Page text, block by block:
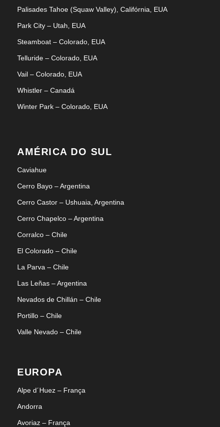
Palisades Tahoe (Squaw Valley), Califórnia, EUA
Park City – Utah, EUA
Steamboat – Colorado, EUA
Telluride – Colorado, EUA
Vail – Colorado, EUA
Whistler – Canadá
Winter Park – Colorado, EUA
AMÉRICA DO SUL
Caviahue
Cerro Bayo – Argentina
Cerro Castor – Ushuaia, Argentina
Cerro Chapelco – Argentina
Corralco – Chile
El Colorado – Chile
La Parva – Chile
Las Leñas – Argentina
Nevados de Chillán – Chile
Portillo – Chile
Valle Nevado – Chile
EUROPA
Alpe d´Huez – França
Andorra
Avoriaz – França